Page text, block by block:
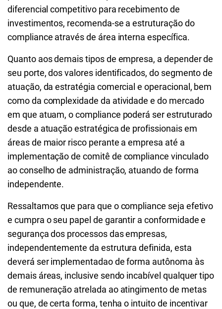
diferencial competitivo para recebimento de
investimentos, recomenda-se a estruturação do
compliance através de área interna específica.
Quanto aos demais tipos de empresa, a depender de
seu porte, dos valores identificados, do segmento de
atuação, da estratégia comercial e operacional, bem
como da complexidade da atividade e do mercado
em que atuam, o compliance poderá ser estruturado
desde a atuação estratégica de profissionais em
áreas de maior risco perante a empresa até a
implementação de comitê de compliance vinculado
ao conselho de administração, atuando de forma
independente.
Ressaltamos que para que o compliance seja efetivo
e cumpra o seu papel de garantir a conformidade e
segurança dos processos das empresas,
independentemente da estrutura definida, esta
deverá ser implementadao de forma autônoma às
demais áreas, inclusive sendo incabível qualquer tipo
de remuneração atrelada ao atingimento de metas
ou que, de certa forma, tenha o intuito de incentivar